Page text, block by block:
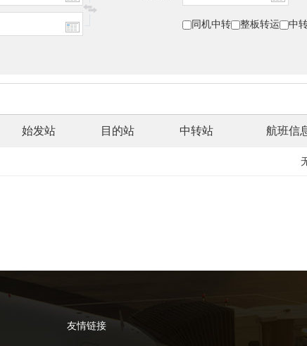
同机中转 整板转运 中
始发站 目的站 中转站 航班信
友情链接